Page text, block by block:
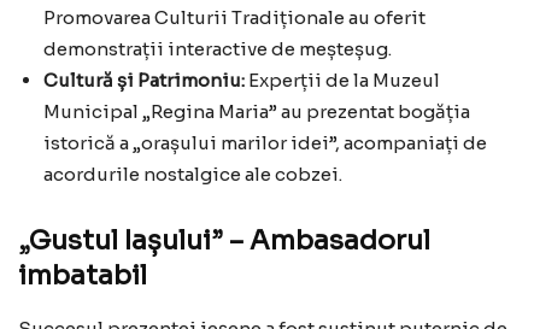
Promovarea Culturii Tradiționale au oferit
demonstrații interactive de meșteșug.
Cultură și Patrimoniu: Experții de la Muzeul
Municipal „Regina Maria” au prezentat bogăția
istorică a „orașului marilor idei”, acompaniați de
acordurile nostalgice ale cobzei.
„Gustul Iașului” – Ambasadorul
imbatabil